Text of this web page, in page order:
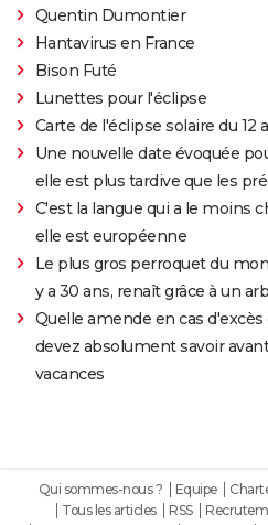
Quentin Dumontier
Hantavirus en France
Bison Futé
Lunettes pour l'éclipse
Carte de l'éclipse solaire du 12
Une nouvelle date évoquée
elle est plus tardive que les
C'est la langue qui a le moins
elle est européenne
Le plus gros perroquet du
y a 30 ans, renaît grâce à un
Quelle amende en cas d'excès
devez absolument savoir
vacances
Qui sommes-nous ? Equipe
Tous les articles
RSS